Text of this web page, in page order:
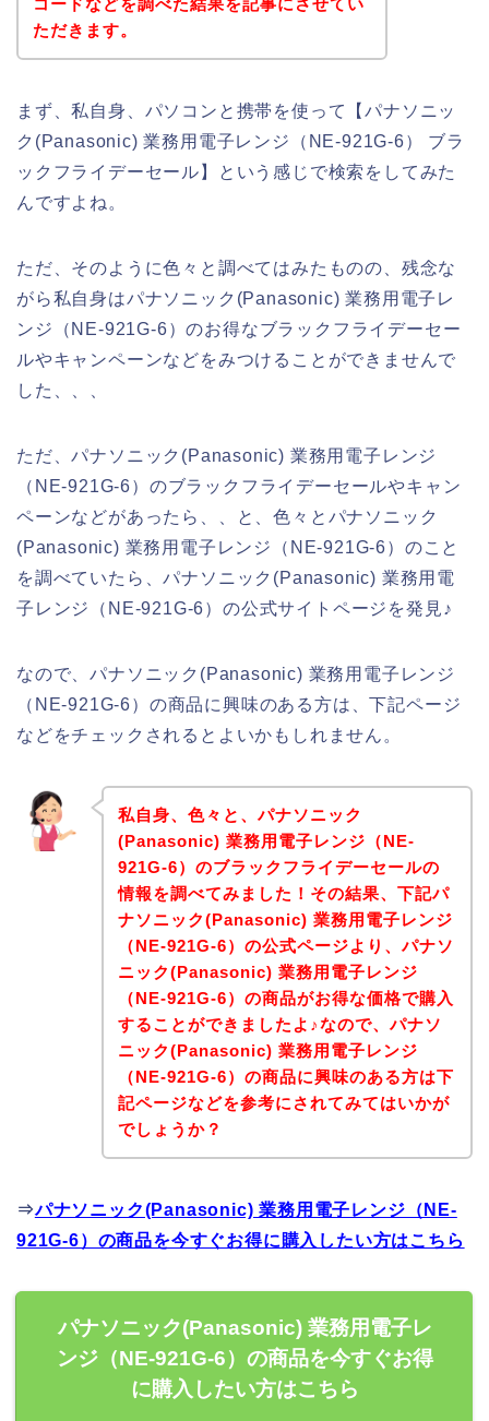
コードなどを調べた結果を記事にさせてい
ただきます。
まず、私自身、パソコンと携帯を使って【パナソニッ
ク(Panasonic) 業務用電子レンジ（NE-921G-6） ブラ
ックフライデーセール】という感じで検索をしてみた
んですよね。
ただ、そのように色々と調べてはみたものの、残念な
がら私自身はパナソニック(Panasonic) 業務用電子レ
ンジ（NE-921G-6）のお得なブラックフライデーセー
ルやキャンペーンなどをみつけることができませんで
した、、、
ただ、パナソニック(Panasonic) 業務用電子レンジ
（NE-921G-6）のブラックフライデーセールやキャン
ペーンなどがあったら、、と、色々とパナソニック
(Panasonic) 業務用電子レンジ（NE-921G-6）のこと
を調べていたら、パナソニック(Panasonic) 業務用電
子レンジ（NE-921G-6）の公式サイトページを発見♪
なので、パナソニック(Panasonic) 業務用電子レンジ
（NE-921G-6）の商品に興味のある方は、下記ページ
などをチェックされるとよいかもしれません。
私自身、色々と、パナソニック
(Panasonic) 業務用電子レンジ（NE-
921G-6）のブラックフライデーセールの
情報を調べてみました！その結果、下記パ
ナソニック(Panasonic) 業務用電子レンジ
（NE-921G-6）の公式ページより、パナソ
ニック(Panasonic) 業務用電子レンジ
（NE-921G-6）の商品がお得な価格で購入
することができましたよ♪なので、パナソ
ニック(Panasonic) 業務用電子レンジ
（NE-921G-6）の商品に興味のある方は下
記ページなどを参考にされてみてはいかが
でしょうか？
⇒パナソニック(Panasonic) 業務用電子レンジ（NE-
921G-6）の商品を今すぐお得に購入したい方はこちら
パナソニック(Panasonic) 業務用電子レ
ンジ（NE-921G-6）の商品を今すぐお得
に購入したい方はこちら